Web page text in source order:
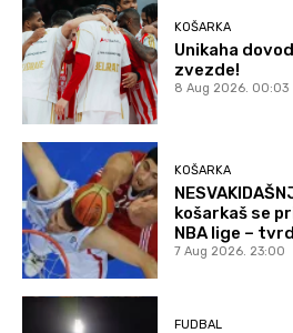
KOŠARKA
Unikaha
zvezde!
8 Aug 2026. 00:03
KOŠARKA
košarkaš se
NBA lige –
7 Aug 2026. 23:00
FUDBAL